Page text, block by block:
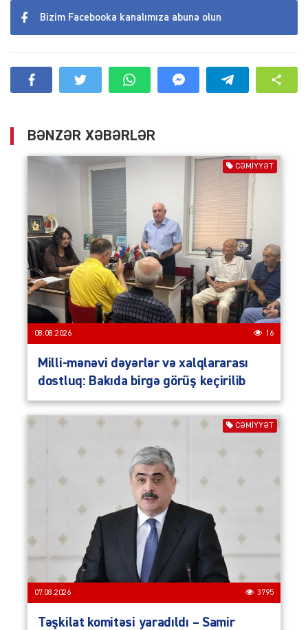
Bizim Facebooka kanalımıza abunə olun
BƏNZƏR XƏBƏRLƏR
CƏMIYYƏT
08.08.2026 16
Milli-mənəvi dəyərlər və xalqlararası
dostluq: Bakıda birgə görüş keçirilib
CƏMIYYƏT
07.08.2026 3795
Təşkilat komitəsi yaradıldı – Samir